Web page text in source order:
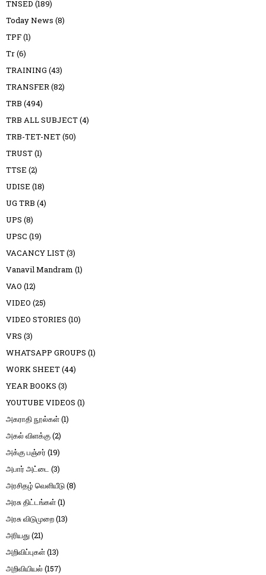
TNSED (189)
Today News (8)
TPF(1)
Tr(6)
TRAINING (43)
TRANSFER(82)
TRB (494)
TRB ALL SUBJECT(4)
TRB-TET-NET(50)
TRUST(1)
TTSE (2)
UDISE (18)
UG TRB (4)
UPS (8)
UPSC (19)
VACANCY LIST(3)
Vanavil Mandram (1)
VAO (12)
VIDEO (25)
VIDEO STORIES (10)
VRS (3)
WHATSAPP GROUPS (1)
WORK SHEET(44)
YEAR BOOKS (3)
YOUTUBE VIDEOS (1)
அகராதி நூல்கள்(1)
அகல் விளக்கு(2)
அக்கு பஞ்சர் (19)
அபார் அட்டை (3)
அரசிதழ் வெளியீடு(8)
அரசு திட்டங்கள்(1)
அரசு விடுமுறை(13)
அரியது(21)
அறிவிப்புகள்(13)
அறிவியியல் (157)